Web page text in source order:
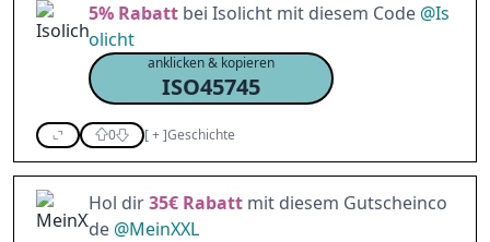
5% Rabatt bei Isolicht mit diesem Code @Is
olicht
anklicken & kopieren
ISO45745
0 [+]Geschichte
Hol dir35€ Rabatt mit diesem Gutscheinco
de @MeinXXL